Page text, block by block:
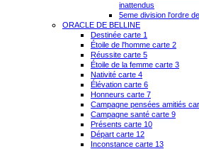
inattendus
5eme division l'ordre
ORACLE DE BELLINE
Destinée carte 1
Étoile de l'homme carte 2
Réussite carte 5
Étoile de la femme carte 3
Nativité carte 4
Élévation carte 6
Honneurs carte 7
Campagne pensées amitiés
Campagne santé carte 9
Présents carte 10
Départ carte 12
Inconstance carte 13